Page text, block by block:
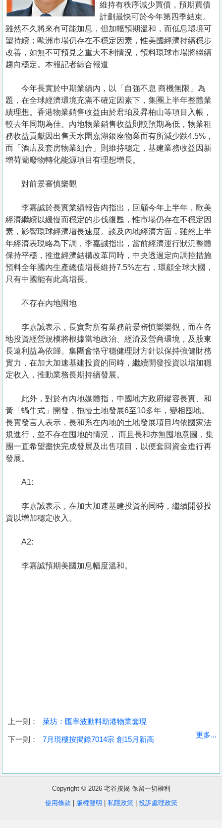
我
們
收
盤
維持有秩序減少買債，預期買債
計劃最快可於今年第四季結束。
雖然不久將來有可能加息，但加幅預期溫和，而低息環境可
望持續；歐洲市場仍存在不穩定因素，惟美國經濟持續穩步
改善，如無不可預見之重大不利情況，預料環球市場將繼續
趨向穩定。本報記者綜合報道
今年長實於中期業績內，以「自強不息 商機無限」為
題，在全球經濟環境充滿不確定因素下，集團上半年整體業
績理想。香港物業銷售收益由於君珀及昇柏山等項目入帳，
較去年同期為佳。內地物業銷售收益則較預期為低，物業租
務收益貢獻因出售天水圍嘉湖銀座物業而有所減少跌4.5%，
而「酒店及套房物業組合」則維持穩定，基建業務收益因新
增荷蘭廢物轉化能源項目有理想增長。
對前景審慎樂觀
李嘉誠於長實業績報告內指出，回顧今年上半年，歐美
經濟繼續以緩慢而穩定的步伐復甦，惟市場仍存在不穩定因
素，影響環球經濟增長速度。談及內地經濟方面，雖然上半
年經濟表現略為下調，李嘉誠指出，當前經濟運行狀況整體
保持平穩，推進經濟結構改革同時，中央透過定向調控措施
預料全年國內生產總值增長維持7.5%左右，環顧全球大國，
只有中國能有此高增長。
不存在內地囤地
李嘉誠表示，長實對所有業務前景審慎樂樂觀，而在各
地投資經營規模將根據當地政治、經濟及營商環境，及股東
長遠利益為依歸。集團會恪守穩健理財方針以保持強健財務
實力，在加大加速基建投資的同時，繼續開發投資以增加穩
定收入，推動業務長期持續發展。
此外，對於有內地媒體指，中國地方政府縱容長實、和
黃「蝸牛式」開發，拖慢土地發展6至10多年，變相囤地。
長實發言人表示，長和系在內地的土地發展項目均依國家法
規進行，並不存在囤地的情況， 而且長和亦無囤地意圖，集
團一直希望盡快完成發展及出售項目，以便套回資金進行再
發展。
A1:
李嘉誠表示，在加大加速基建投資的同時，繼續開發投
資以增加穩定收入。
A2:
李嘉誠預期美國加息幅度溫和。
上一則： 萊坊：匯率波動料助港物業套現
下一則： 7月現樓按揭錄7014宗 創15月新高
更多...
Copyright © 2026 宅谷按揭 保留一切權利
使用條款
版權聲明 私隱政策| 投訴處理政策